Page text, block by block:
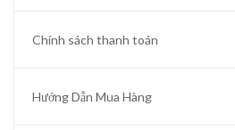
Chính sách thanh toán
Hướng Dẫn Mua Hàng